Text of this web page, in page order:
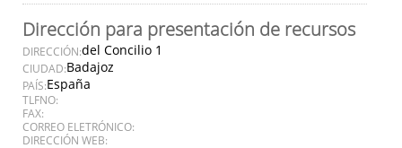
Dirección para presentación de recursos
DIRECCIÓN:del Concilio 1
CIUDAD:Badajoz
PAÍS:España
TLFNO:
FAX:
CORREO ELETRÓNICO:
DIRECCIÓN WEB: